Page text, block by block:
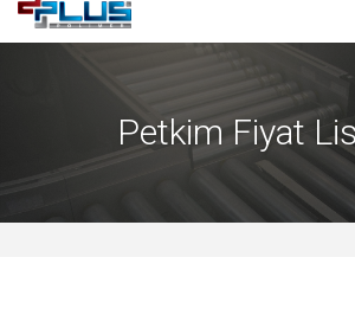
Petkim Fiyat